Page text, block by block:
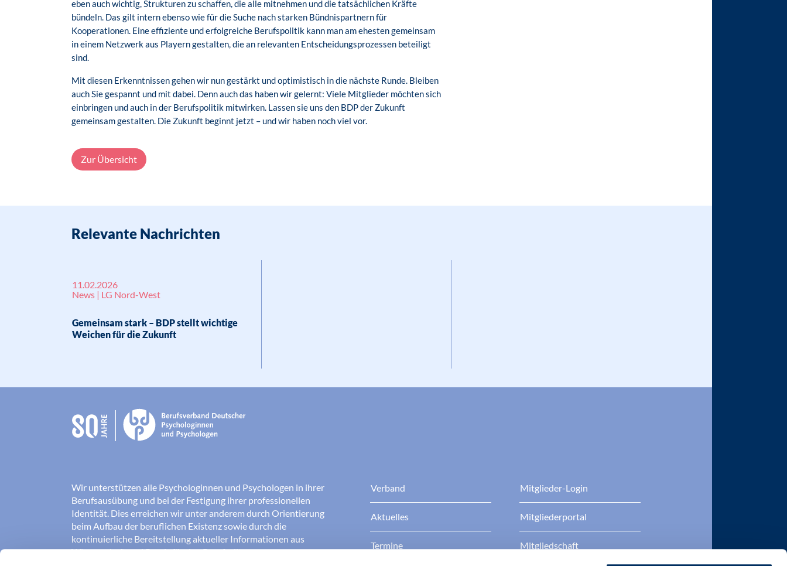
eben auch wichtig, Strukturen zu schaffen, die alle mitnehmen und die tatsächlichen Kräfte
bündeln. Das gilt intern ebenso wie für die Suche nach starken Bündnispartnern für
Kooperationen. Eine effiziente und erfolgreiche Berufspolitik kann man am ehesten gemeinsam
in einem Netzwerk aus Playern gestalten, die an relevanten Entscheidungsprozessen beteiligt
sind.
Mit diesen Erkenntnissen gehen wir nun gestärkt und optimistisch in die nächste Runde. Bleiben
auch Sie gespannt und mit dabei. Denn auch das haben wir gelernt: Viele Mitglieder möchten sich
einbringen und auch in der Berufspolitik mitwirken. Lassen sie uns den BDP der Zukunft
gemeinsam gestalten. Die Zukunft beginnt jetzt – und wir haben noch viel vor.
Zur Übersicht
Relevante Nachrichten
11.02.2026
News | LG Nord-West
Gemeinsam stark – BDP stellt wichtige
Weichen für die Zukunft
Wir unterstützen alle Psychologinnen und Psychologen in ihrer
Berufsausübung und bei der Festigung ihrer professionellen
Identität. Dies erreichen wir unter anderem durch Orientierung
beim Aufbau der beruflichen Existenz sowie durch die
kontinuierliche Bereitstellung aktueller Informationen aus
Wissenschaft und Praxis für den Berufsalltag.
Verband
Aktuelles
Termine
Mitglieder-Login
Mitgliederportal
Mitgliedschaft